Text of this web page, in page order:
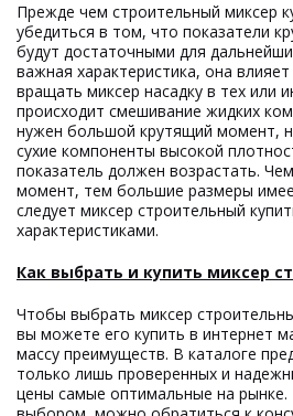
Прежде чем строительный миксер
убедиться в том, что показатели
будут достаточными для
важная характеристика, она
вращать миксер насадку в тех или
происходит смешивание жидких
нужен большой крутящий момент,
сухие компоненты высокой
показатель должен возрастать.
момент, тем большие размеры
следует миксер строительный
характеристиками.
Как выбрать и купить миксер
Чтобы выбрать миксер
вы можете его купить в интернет
массу преимуществ. В каталоге
только лишь проверенных и
цены самые оптимальные на рынке.